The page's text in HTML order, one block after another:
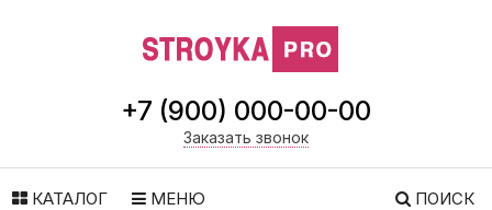
+7 (900) 000-00-00
Заказать звонок
КАТАЛОГ МЕНЮ ПОИСК